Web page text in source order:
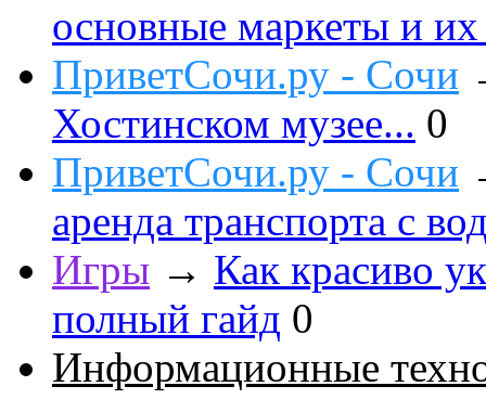
основные маркеты и
ПриветСочи.ру - Сочи
Хостинском музее... 0
ПриветСочи.ру - Сочи
аренда транспорта с
Игры → Как красиво
полный гайд 0
Информационные